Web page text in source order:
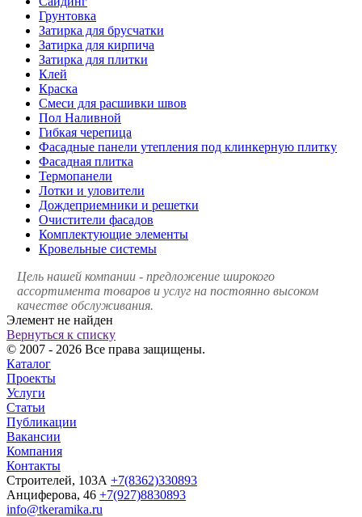
Грунтовка
Затирка для брусчатки
Затирка для кирпича
Затирка для плитки
Клей
Краска
Смеси для расшивки швов
Пол Наливной
Гибкая черепица
Фасадные панели утепления под клинкерную плитку
Фасадная плитка
Термопанели
Лотки и уловители
Дождеприемники и решетки
Очистители фасадов
Комплектующие элементы
Кровельные системы
Цель нашей компании - предложение широкого
ассортимента товаров и услуг на постоянно высоком
качестве обслуживания.
Элемент не найден
Вернуться к списку
© 2007 - 2026 Все права защищены.
Каталог
Проекты
Услуги
Статьи
Публикации
Вакансии
Компания
Контакты
Строителей, 103А +7(8362)330893
Анциферова, 46 +7(927)8830893
info@tkeramika.ru